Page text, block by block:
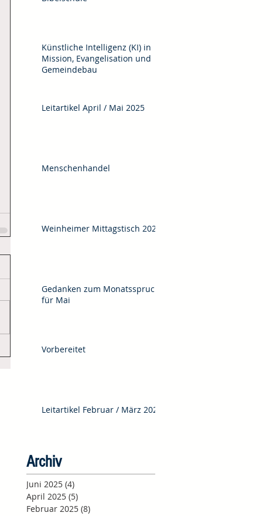
Künstliche Intelligenz (KI) in
Mission, Evangelisation und
Gemeindebau
Leitartikel April / Mai 2025
Menschenhandel
Weinheimer Mittagstisch 2025
Gedanken zum Monatsspruch
für Mai
Vorbereitet
Leitartikel Februar / März 2025
Archiv
Juni 2025 (4)
April 2025 (5)
Februar 2025 (8)